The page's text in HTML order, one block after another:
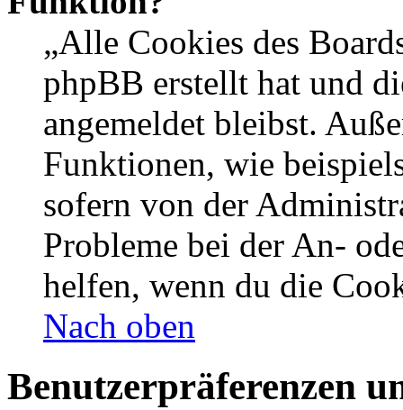
„Alle Cookies des
phpBB erstellt hat und
angemeldet bleibst.
Funktionen, wie
sofern von der
Probleme bei der An-
helfen, wenn du die
Nach oben
Benutzerpräferenzen